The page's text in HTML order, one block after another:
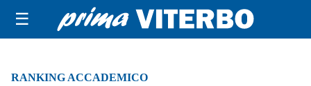
☰
RANKING ACCADEMICO